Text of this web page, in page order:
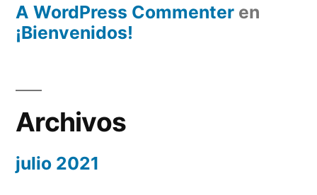
A WordPress Commenter en
¡Bienvenidos!
Archivos
julio 2021